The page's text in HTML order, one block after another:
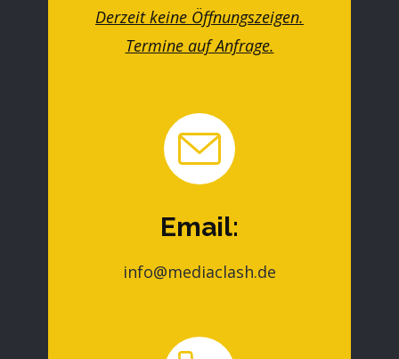
Derzeit keine Öffnungszeigen.
Termine auf Anfrage.
Email:
info@mediaclash.de